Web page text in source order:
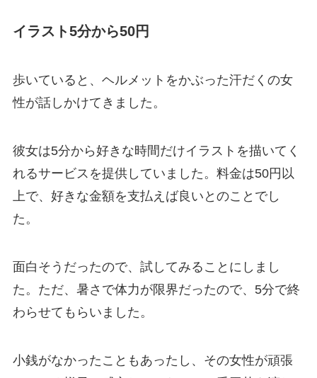
イラスト5分から50円
歩いていると、ヘルメットをかぶった汗だくの女
性が話しかけてきました。
彼女は5分から好きな時間だけイラストを描いてく
れるサービスを提供していました。料金は50円以
上で、好きな金額を支払えば良いとのことでし
た。
面白そうだったので、試してみることにしまし
た。ただ、暑さで体力が限界だったので、5分で終
わらせてもらいました。
小銭がなかったこともあったし、その女性が頑張